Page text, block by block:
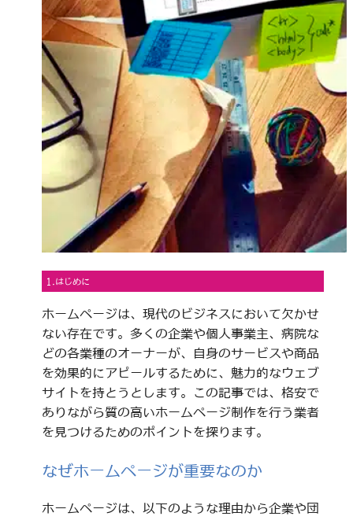
1.はじめに
ホームページは、現代のビジネスにおいて欠かせ
ない存在です。多くの企業や個人事業主、病院な
どの各業種のオーナーが、自身のサービスや商品
を効果的にアピールするために、魅力的なウェブ
サイトを持とうとします。この記事では、格安で
ありながら質の高いホームページ制作を行う業者
を見つけるためのポイントを探ります。
なぜホームページが重要なのか
ホームページは、以下のような理由から企業や団